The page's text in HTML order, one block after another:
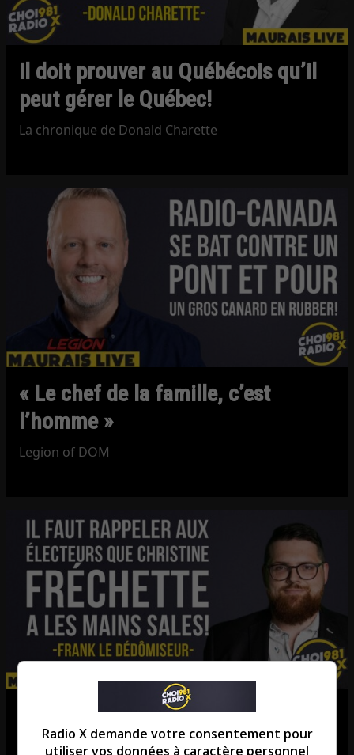
Il doit prouver au Québécois qu’il
peut gérer le Québec!
La chronique de Donald Charette
« Le chef de la famille, c’est
l’homme »
Legion of DOM
Les seuls à pouvoir sauver la CAQ?
Boomerland!
Radio X demande votre consentement pour
utiliser vos données à caractère personnel